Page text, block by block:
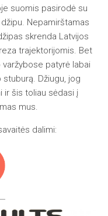
suomis pasirodė su
Nepamirštamas
skrenda Latvijos
trajektorijomis. Bet
varžybose patyrė labai
Džiugu, jog
ir šis toliau sėdasi į
mus.
dalimi: